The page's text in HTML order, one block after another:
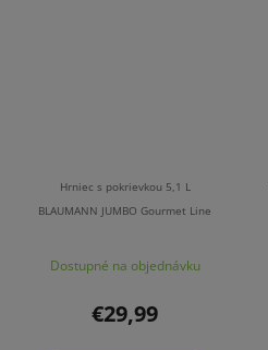
Hrniec s pokrievkou 5,1 L
BLAUMANN JUMBO Gourmet Line
Dostupné na objednávku
€29,99